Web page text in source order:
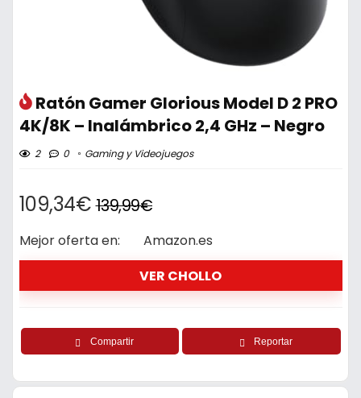
Ratón Gamer Glorious Model D 2 PRO
4K/8K – Inalámbrico 2,4 GHz – Negro
2 0 Gaming y Videojuegos
109,34€ 139,99€
Mejor oferta en:
Amazon.es
VER CHOLLO
Compartir Reportar